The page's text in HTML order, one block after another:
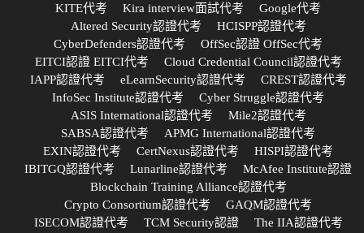
KITE代考
Kira interview面試代考
Google代考
Altered Security認證代考
HCISPP認證代考
CyberDefenders認證代考
OffSec認證 OffSec代考
EITCI認證 EITCI代考
Cloud Credential Council認證代考
IAPP認證代考
eLearnSecurity認證代考
CREST認證代考
InfoSec Institute認證代考
Cyber Struggle認證代考
ASIS International認證代考
Mile2認證代考
SABSA認證代考
APMG International認證代考
EXIN認證代考
CertNexus認證代考
HISPI認證代考
IBITGQ認證代考
Lunarline認證代考
McAfee Institute認證
Blockchain Training Alliance認證代考
Crypto Consortium認證代考
GAQM認證代考
ISECOM認證代考
TCM Security認證
The IIA認證代考